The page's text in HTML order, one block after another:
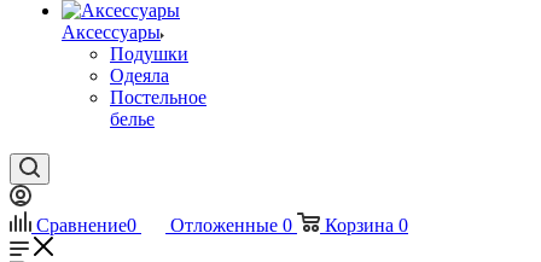
Аксессуары
Подушки
Одеяла
Постельное
белье
Сравнение0 Отложенные 0 Корзина 0